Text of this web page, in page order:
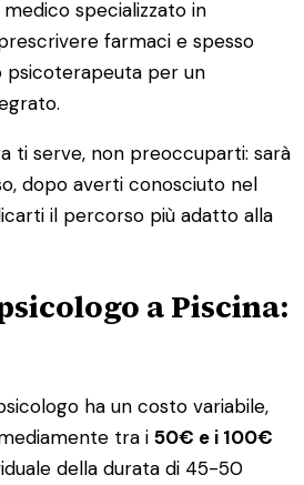
medico specializzato in
farmaci e spesso
psicoterapeuta per un
ti serve, non preoccuparti: sarà
dopo averti conosciuto nel
il percorso più adatto alla
a Piscina:
ha un costo variabile,
tra i 50€ e i 100€
della durata di 45-50